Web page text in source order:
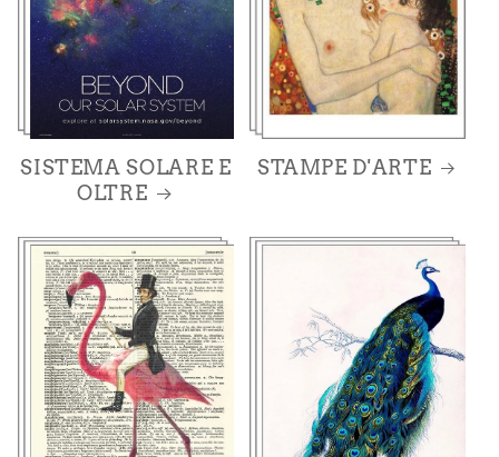
SISTEMA SOLARE E
OLTRE
STAMPE D'ARTE